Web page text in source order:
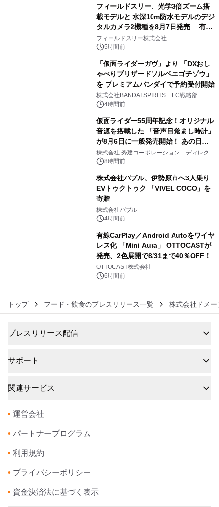
フィールドスリー、光学3倍ズーム搭
載モデルと 水深10m防水モデルのデジ
タルカメラ2機種を8月7日発売 有効
約1300万画素、用途別に選べるコンデ
ジ新登場
フィールドスリー株式会社
5時間前
「仮面ライダーガヴ」より 「DXおし
ゃべりブリザードソルベエゴチゾウ」
を プレミアムバンダイで予約受付開始
株式会社BANDAI SPIRITS EC戦略部
4時間前
仮面ライダー55周年記念！オリジナル
音源を搭載した 「音声目覚まし時計」
が8月6日に一般発売開始！ あの日の
大興奮が今甦る
株式会社 秀建コーポレーション ディレクト
アートギャラリー
8時間前
株式会社バブル、伊勢原市へ3人乗り
EVトゥクトゥク 「VIVEL COCO」を
寄贈
株式会社バブル
4時間前
有線CarPlay／Android Autoをワイヤ
レス化 「Mini Aura」 OTTOCASTが
発売、2色展開で8/31まで40％OFF！
OTTOCAST株式会社
6時間前
トップ フード・飲食のプレスリリース一覧 株式会社ドメー
プレスリリース配信
サポート
関連サービス
• 運営会社
• パートナープログラム
• 利用規約
• プライバシーポリシー
• 資金決済法に基づく表示